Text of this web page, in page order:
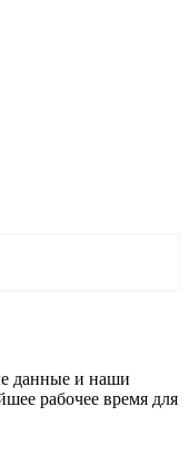
данные и наши
рабочее время для